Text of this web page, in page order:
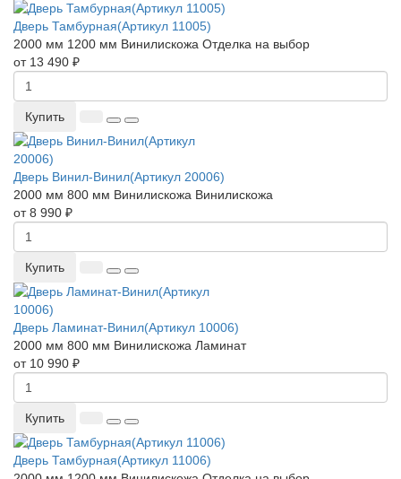
Дверь Тамбурная(Артикул 11005)
2000 мм 1200 мм Винилискожа Отделка на выбор
от 13 490 ₽
Купить
Дверь Винил-Винил(Артикул 20006)
2000 мм 800 мм Винилискожа Винилискожа
от 8 990 ₽
Купить
Дверь Ламинат-Винил(Артикул 10006)
2000 мм 800 мм Винилискожа Ламинат
от 10 990 ₽
Купить
Дверь Тамбурная(Артикул 11006)